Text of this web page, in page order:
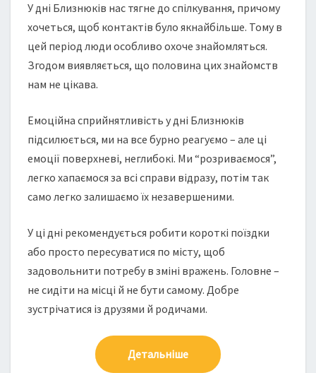
У дні Близнюків нас тягне до спілкування, причому
хочеться, щоб контактів було якнайбільше. Тому в
цей період люди особливо охоче знайомляться.
Згодом виявляється, що половина цих знайомств
нам не цікава.
Емоційна сприйнятливість у дні Близнюків
підсилюється, ми на все бурно реагуємо – але ці
емоції поверхневі, неглибокі. Ми “розриваємося”,
легко хапаємося за всі справи відразу, потім так
само легко залишаємо їх незавершеними.
У ці дні рекомендується робити короткі поїздки
або просто пересуватися по місту, щоб
задовольнити потребу в зміні вражень. Головне –
не сидіти на місці й не бути самому. Добре
зустрічатися із друзями й родичами.
Детальніше